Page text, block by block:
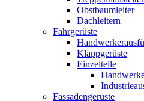
Obstbaumleiter
Dachleitern
Fahrgerüste
Klappgerüste
Einzelteile
Fassadengerüste